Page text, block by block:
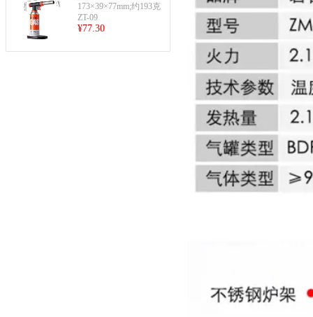
(喷火枪ZT-09)
173×39×77mm;约193克
ZT-09
¥77.30